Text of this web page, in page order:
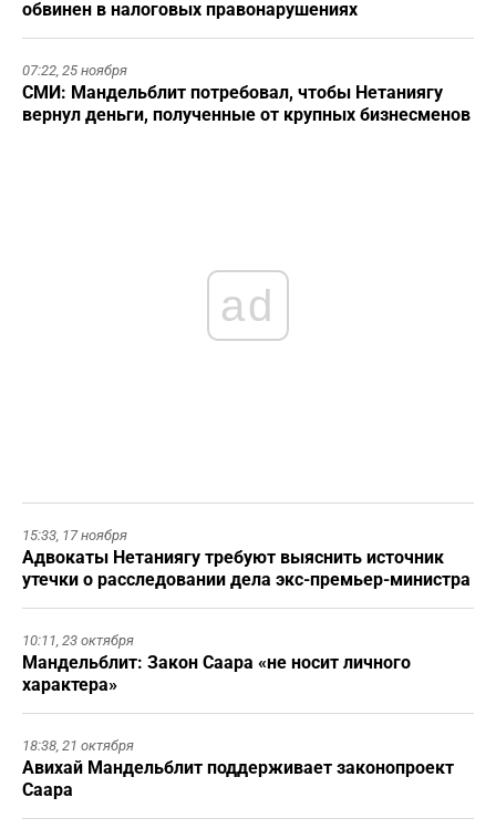
обвинен в налоговых правонарушениях
07:22, 25 ноября
СМИ: Мандельблит потребовал, чтобы Нетаниягу
вернул деньги, полученные от крупных бизнесменов
ad
15:33, 17 ноября
Адвокаты Нетаниягу требуют выяснить источник
утечки о расследовании дела экс-премьер-министра
10:11, 23 октября
Мандельблит: Закон Саара «не носит личного
характера»
18:38, 21 октября
Авихай Мандельблит поддерживает законопроект
Саара